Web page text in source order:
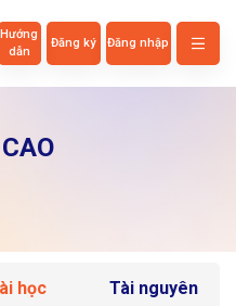
Hướng
dẫn
Đăng ký Đăng nhập
học Tài nguyên